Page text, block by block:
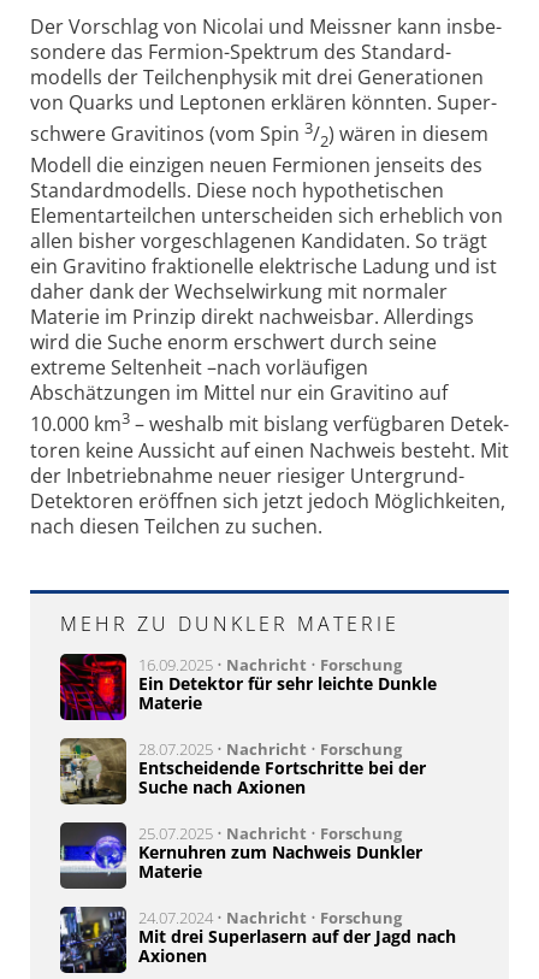
Der Vorschlag von Nicolai und Meissner kann insbe­
sondere das Fermion-Spektrum des Standard­
modells der Teilchen­physik mit drei Generationen
von Quarks und Leptonen erklären könnten. Super­
schwere Gravitinos (vom Spin 3/2) wären in diesem
Modell die einzigen neuen Fermionen jenseits des
Standardmodells. Diese noch hypothe­tischen
Elementar­teilchen unterscheiden sich erheblich von
allen bisher vorgeschla­genen Kandidaten. So trägt
ein Gravitino frak­tionelle elektrische Ladung und ist
daher dank der Wechsel­wirkung mit normaler
Materie im Prinzip direkt nach­weisbar. Aller­dings
wird die Suche enorm erschwert durch seine
extreme Selten­heit –nach vorläufigen
Abschätzungen im Mittel nur ein Gravitino auf
10.000 km3 – weshalb mit bislang verfüg­baren Detek­
toren keine Aussicht auf einen Nachweis besteht. Mit
der Inbetrieb­nahme neuer riesiger Untergrund-
Detektoren eröffnen sich jetzt jedoch Möglich­keiten,
nach diesen Teilchen zu suchen.
MEHR ZU DUNKLER MATERIE
16.09.2025 • Nachricht • Forschung
Ein Detektor für sehr leichte Dunkle
Materie
28.07.2025 • Nachricht • Forschung
Entscheidende Fortschritte bei der
Suche nach Axionen
25.07.2025 • Nachricht • Forschung
Kernuhren zum Nachweis Dunkler
Materie
24.07.2024 • Nachricht • Forschung
Mit drei Superlasern auf der Jagd nach
Axionen